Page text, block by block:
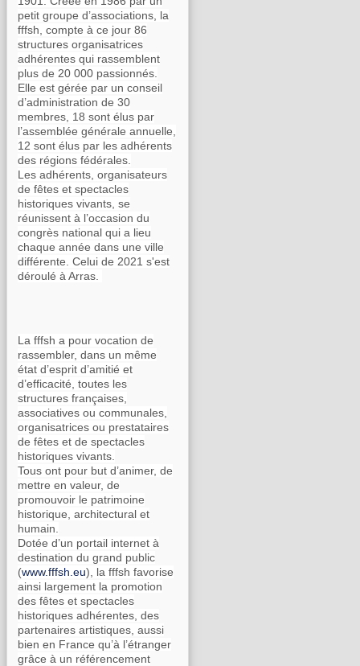
petit groupe d’associations, la
fffsh, compte à ce jour 86
structures organisatrices
adhérentes qui rassemblent
plus de 20 000 passionnés.
Elle est gérée par un conseil
d’administration de 30
membres, 18 sont élus par
l’assemblée générale annuelle,
12 sont élus par les adhérents
des régions fédérales.
Les adhérents, organisateurs
de fêtes et spectacles
historiques vivants, se
réunissent à l’occasion du
congrès national qui a lieu
chaque année dans une ville
différente. Celui de 2021 s'est
déroulé à Arras.
La fffsh a pour vocation de
rassembler, dans un même
état d’esprit d’amitié et
d’efficacité, toutes les
structures françaises,
associatives ou communales,
organisatrices ou prestataires
de fêtes et de spectacles
historiques vivants.
Tous ont pour but d’animer, de
mettre en valeur, de
promouvoir le patrimoine
historique, architectural et
humain.
Dotée d’un portail internet à
destination du grand public
(www.fffsh.eu), la fffsh favorise
ainsi largement la promotion
des fêtes et spectacles
historiques adhérentes, des
partenaires artistiques, aussi
bien en France qu’à l’étranger
grâce à un référencement